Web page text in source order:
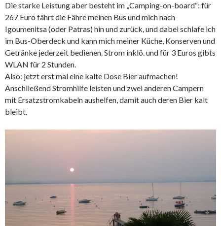
Die starke Leistung aber besteht im „Camping-on-board“: für
267 Euro fährt die Fähre meinen Bus und mich nach
Igoumenitsa (oder Patras) hin und zurück, und dabei schlafe ich
im Bus-Oberdeck und kann mich meiner Küche, Konserven und
Getränke jederzeit bedienen. Strom inklö. und für 3 Euros gibts
WLAN für 2 Stunden.
Also: jetzt erst mal eine kalte Dose Bier aufmachen!
Anschließend Stromhilfe leisten und zwei anderen Campern
mit Ersatzstromkabeln aushelfen, damit auch deren Bier kalt
bleibt.